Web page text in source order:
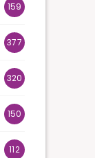
159
377
320
150
112